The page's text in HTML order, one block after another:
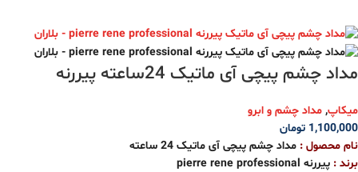
مداد چشم پیچی آی ماتیک 24ساعته پیررنه
میکاپ, مداد چشم و ابرو
1,100,000 تومان
نام محصول : مداد چشم پیچی آی ماتیک 24 ساعته
برند : پیررنه pierre rene professional